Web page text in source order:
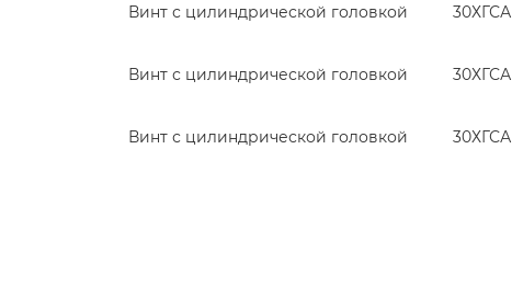
Винт с цилиндрической головкой 30ХГСА
Винт с цилиндрической головкой 30ХГСА
Винт с цилиндрической головкой 30ХГСА